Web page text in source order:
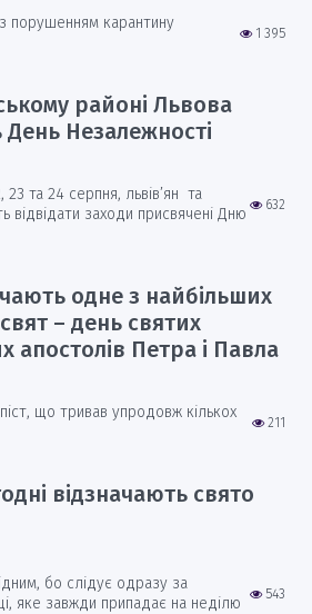
1 395
порушенням карантину
районі Львова
День Незалежності
632
та 24 серпня, львів’ян та
відвідати заходи присвячені Дню
одне з найбільших
– день святих
апостолів Петра і Павла
211
що тривав упродовж кількох
відзначають свято
543
бо слідує одразу за
яке завжди припадає на неділю